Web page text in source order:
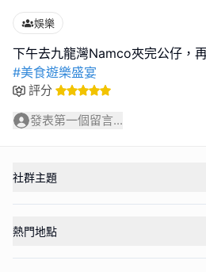
娛樂
#美食遊樂盛宴
評分
發表第一個留言...
社群主題
熱門地點